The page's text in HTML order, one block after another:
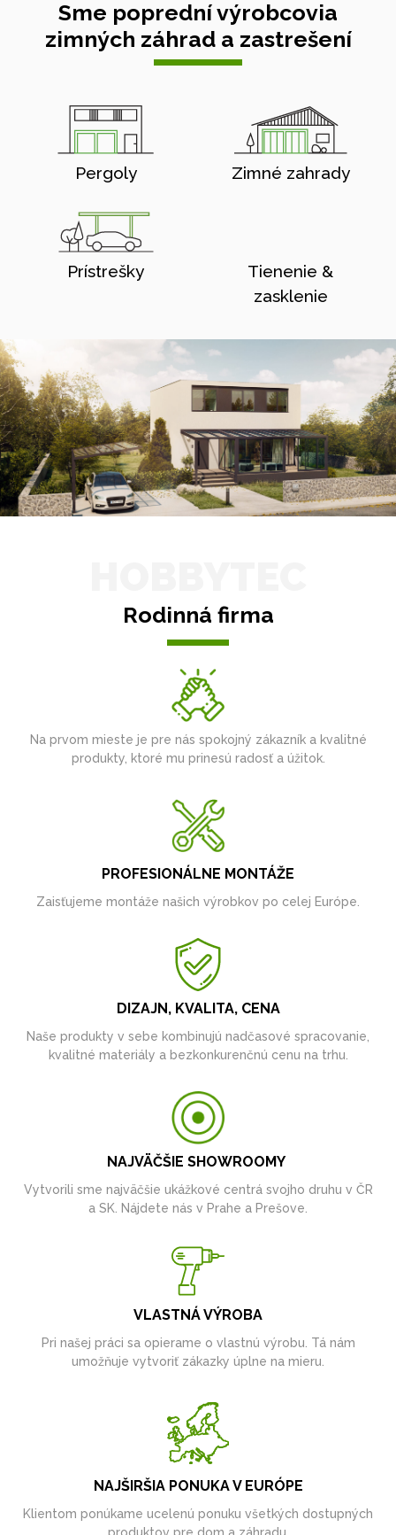
Sme poprední výrobcovia
zimných záhrad a zastrešení
Pergoly Zimné zahrady
Prístrešky
Tienenie &
zasklenie
Rodinná firma
Na prvom mieste je pre nás spokojný zákazník a kvalitné
produkty, ktoré mu prinesú radosť a úžitok.
PROFESIONÁLNE MONTÁŽE
Zaisťujeme montáže našich výrobkov po celej Európe.
DIZAJN, KVALITA, CENA
Naše produkty v sebe kombinujú nadčasové spracovanie,
kvalitné materiály a bezkonkurenčnú cenu na trhu.
NAJVÄČŠIE SHOWROOMY
Vytvorili sme najväčšie ukážkové centrá svojho druhu v ČR
a SK. Nájdete nás v Prahe a Prešove.
VLASTNÁ VÝROBA
Pri našej práci sa opierame o vlastnú výrobu. Tá nám
umožňuje vytvoriť zákazky úplne na mieru.
NAJŠIRŠIA PONUKA V EURÓPE
Klientom ponúkame ucelenú ponuku všetkých dostupných